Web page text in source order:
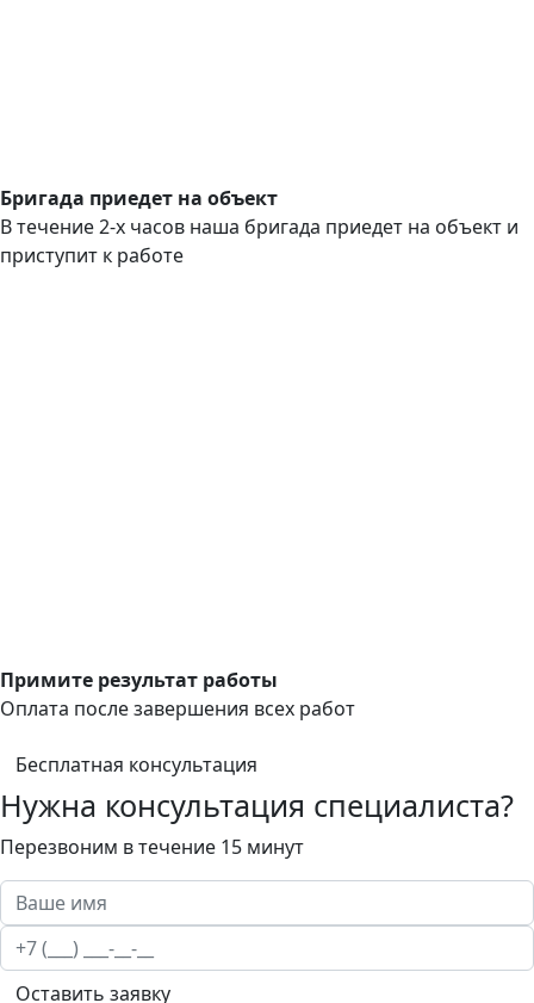
Бригада приедет на объект
В течение 2-х часов наша бригада приедет на объект и
приступит к работе
Примите результат работы
Оплата после завершения всех работ
Бесплатная консультация
Нужна консультация специалиста?
Перезвоним в течение 15 минут
Оставить заявку